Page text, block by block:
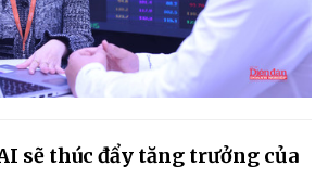
sẽ thúc đẩy tăng trưởng của